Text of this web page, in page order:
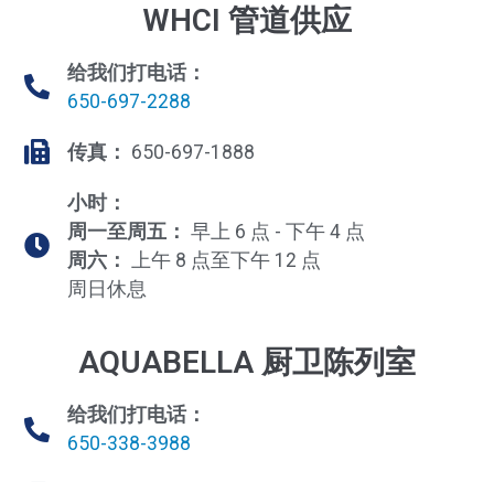
WHCI 管道供应
给我们打电话：
650-697-2288
传真： 650-697-1888
小时：
周一至周五：早上 6 点 - 下午 4 点
周六：
上午 8 点至下午 12 点
周日休息
AQUABELLA 厨卫陈列室
给我们打电话：
650-338-3988